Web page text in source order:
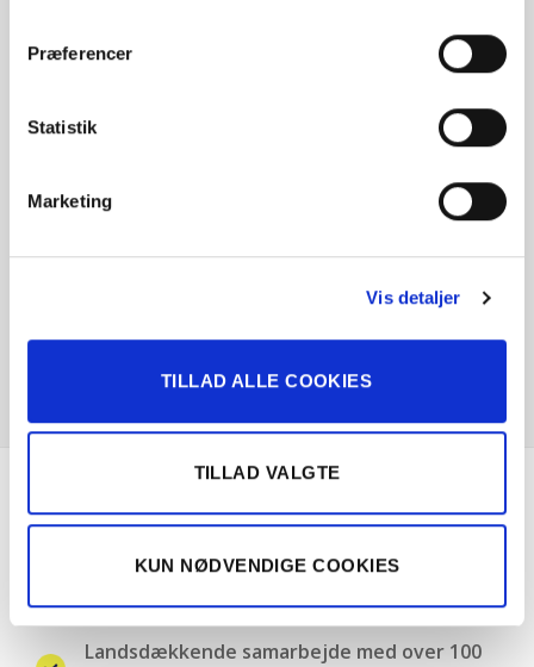
Præferencer
Statistik
Marketing
Vis detaljer
TILLAD ALLE COOKIES
TILLAD VALGTE
KUN NØDVENDIGE COOKIES
Om Solgt.com
Landsdækkende samarbejde med over 100